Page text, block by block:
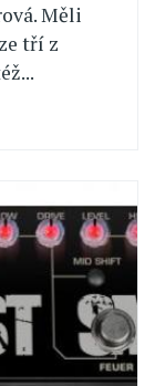
Měli
tří z